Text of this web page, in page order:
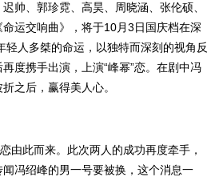
迟帅、郭珍霓、高昊、周晓涵、张伦硕、
运交响曲》，将于10月3日国庆档在深
人多桀的命运，以独特而深刻的视角反
度携手出演，上演“峰幂”恋。在剧中冯
之后，赢得美人心。
由此而来。此次两人的成功再度牵手，
冯绍峰的男一号要被换，这个消息一